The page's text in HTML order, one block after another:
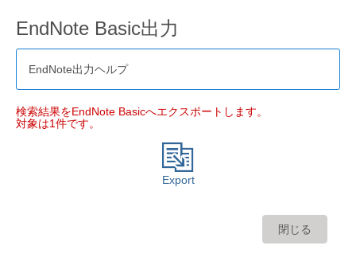
EndNote Basic出力
EndNote出力ヘルプ
検索結果をEndNote Basicへエクスポートします。
対象は1件です。
Export